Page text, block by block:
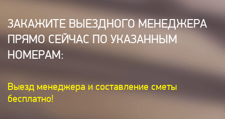
ЗАКАЖИТЕ ВЫЕЗДНОГО МЕНЕДЖЕРА
ПРЯМО СЕЙЧАС ПО УКАЗАННЫМ
НОМЕРАМ:
Выезд менеджера и составление сметы
бесплатно!